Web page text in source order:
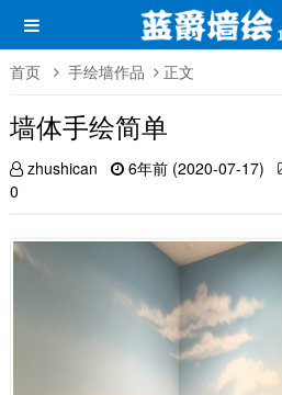
首页 手绘墙作品 正文
墙体手绘简单
zhushican 6年前 (2020-07-17)
0